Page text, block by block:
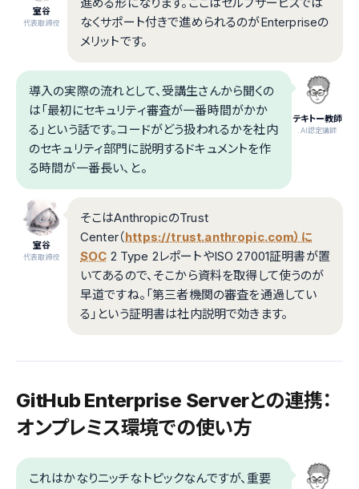
室谷
代表取締役
なくサポート付きで進められるのがEnterpriseの
メリットです。
テキトー教師
.AI認定講師
導入の実際の流れとして、受講生さんから聞くの
は「最初にセキュリティ審査が一番時間がかか
る」という話です。コードがどう扱われるかを社内
のセキュリティ部門に説明するドキュメントを作
る時間が一番長い、と。
室谷
代表取締役
そこはAnthropicのTrust
Center（https://trust.anthropic.com）に
SOC 2 Type 2レポートやISO 27001証明書が置
いてあるので、そこから資料を取得して使うのが
早道ですね。「第三者機関の審査を通過してい
る」という証明書は社内説明で効きます。
GitHub Enterprise Serverとの連携：
オンプレミス環境での使い方
これはかなりニッチなトピックなんですが、重要